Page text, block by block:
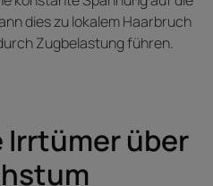
dies zu lokalem Haarbruch
Zugbelastung führen.
über